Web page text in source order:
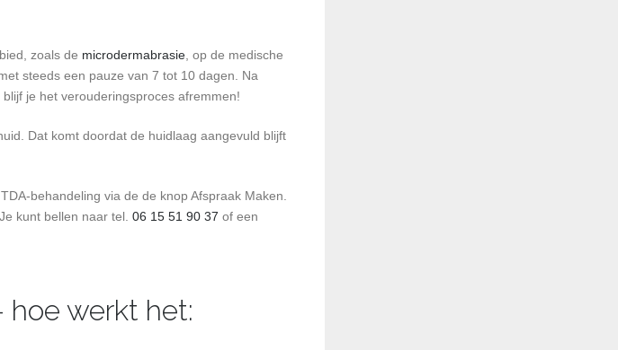
zoals de microdermabrasie, op de medische
steeds een pauze van 7 tot 10 dagen. Na
blijf je het verouderingsproces afremmen!
Dat komt doordat de huidlaag aangevuld blijft
behandeling via de de knop Afspraak Maken.
kunt bellen naar tel. 06 15 51 90 37 of een
werkt het: